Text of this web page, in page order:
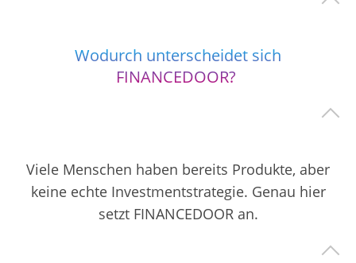
Wodurch unterscheidet sich
FINANCEDOOR?
Viele Menschen haben bereits Produkte, aber
keine echte Investmentstrategie. Genau hier
setzt FINANCEDOOR an.